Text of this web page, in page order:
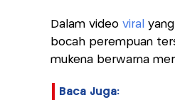
Dalam video viral
bocah perempuan
mukena berwarna
Baca Juga: